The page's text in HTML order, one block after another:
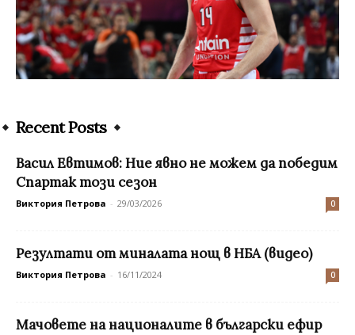
Recent Posts
Васил Евтимов: Ние явно не можем да победим
Спартак този сезон
Виктория Петрова - 29/03/2026 0
Резултати от миналата нощ в НБА (видео)
Виктория Петрова - 16/11/2024 0
Мачовете на националите в български ефир